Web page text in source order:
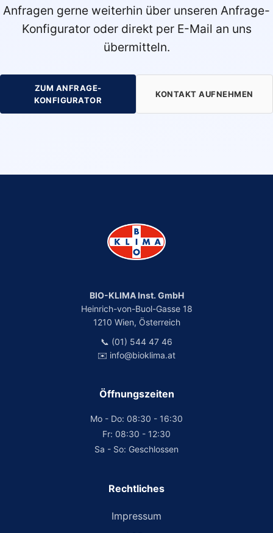
Anfragen gerne weiterhin über unseren Anfrage-
Konfigurator oder direkt per E-Mail an uns
übermitteln.
ZUM ANFRAGE-
KONFIGURATOR
KONTAKT AUFNEHMEN
BIO-KLIMA Inst. GmbH
Heinrich-von-Buol-Gasse 18
1210 Wien, Österreich
📞 (01) 544 47 46
✉️ info@bioklima.at
Öffnungszeiten
Mo - Do: 08:30 - 16:30
Fr: 08:30 - 12:30
Sa - So: Geschlossen
Rechtliches
Impressum